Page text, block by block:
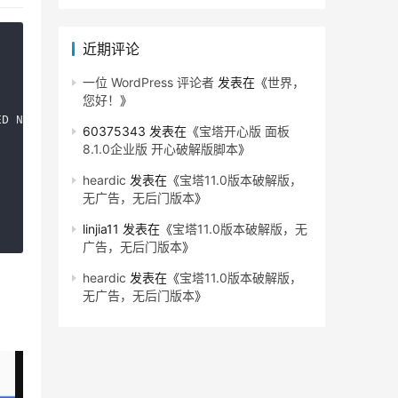
READINESS GATES
<none>
<none>
<none>
近期评论
一位 WordPress 评论者 发表在《世界，
您好！ 》
60375343 发表在《宝塔开心版 面板
8.1.0企业版 开心破解版脚本》
heardic 发表在《宝塔11.0版本破解版，
无广告，无后门版本》
linjia11 发表在《宝塔11.0版本破解版，无
广告，无后门版本》
heardic 发表在《宝塔11.0版本破解版，
无广告，无后门版本》